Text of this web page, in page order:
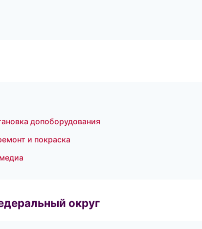
допоборудования
и покраска
округ